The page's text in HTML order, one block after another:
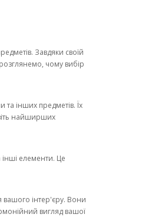
Завдяки своїй
чому вибір
інших предметів. Їх
найширших
елементи. Це
вашого інтер'єру. Вони
вигляд вашої